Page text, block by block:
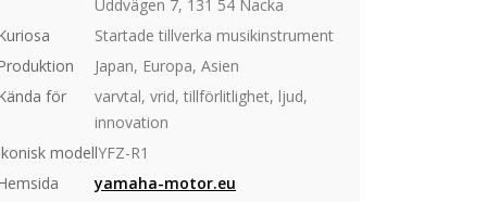
Uddvägen 7, 131 54 Nacka
Startade tillverka musikinstrument
Japan, Europa, Asien
för
varvtal, vrid, tillförlitlighet, ljud,
innovation
modellYFZ-R1
yamaha-motor.eu